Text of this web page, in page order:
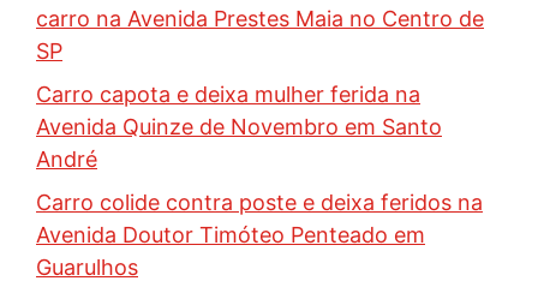
carro na Avenida Prestes Maia no Centro de
SP
Carro capota e deixa mulher ferida na
Avenida Quinze de Novembro em Santo
André
Carro colide contra poste e deixa feridos na
Avenida Doutor Timóteo Penteado em
Guarulhos